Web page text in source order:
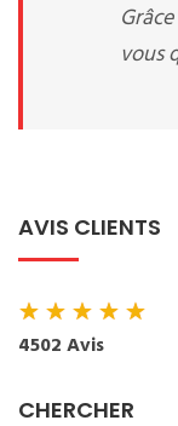
vous
AVIS CLIENTS
★★★★★
4502 Avis
CHERCHER